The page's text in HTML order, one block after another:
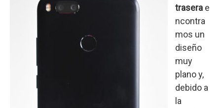
trasera e
ncontra
mos un
diseño
muy
plano y,
debido a
la